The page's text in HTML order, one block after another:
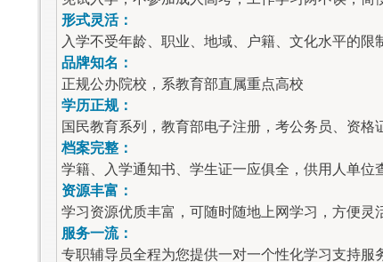
形式灵活：
入学不受年龄、职业、地域、户籍、文化水平的限
品牌知名：
正规公办院校，系教育部直属重点高校
学历正规：
国民教育系列，教育部电子注册，考公务员、资格
档案完整：
学籍、入学通知书、学生证一应俱全，供用人单位
资源丰富：
学习资源优质丰富，可随时随地上网学习，方便灵
服务一流：
专职辅导员全程为您提供一对一个性化学习支持服